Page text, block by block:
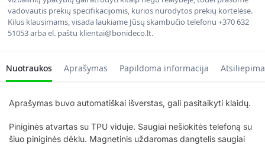
vadovautis prekių specifikacijomis, kurios nurodytos prekių kortelėse.
Kilus klausimams, visada laukiame Jūsų skambučio telefonu +370 632
51053 arba el. paštu klientai@bonideco.lt.
Nuotraukos Aprašymas Papildoma informacija
Aprašymas buvo automatiškai išverstas, gali pasitaikyti klaidų.
Piniginės atvartas su TPU viduje. Saugiai nešiokitės telefoną su
šiuo piniginės dėklu. Magnetinis uždaromas dangtelis saugiai